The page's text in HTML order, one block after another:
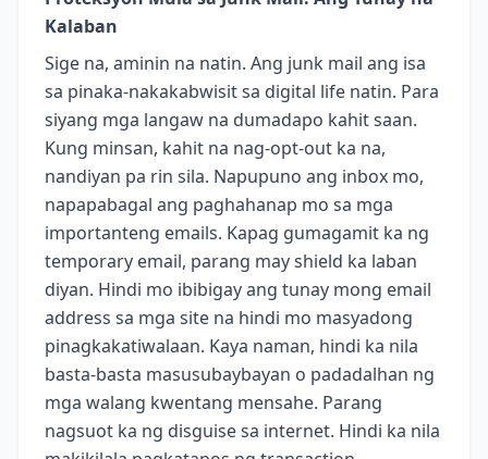
Kalaban
Sige na, aminin na natin. Ang junk mail ang isa
sa pinaka-nakakabwisit sa digital life natin. Para
siyang mga langaw na dumadapo kahit saan.
Kung minsan, kahit na nag-opt-out ka na,
nandiyan pa rin sila. Napupuno ang inbox mo,
napapabagal ang paghahanap mo sa mga
importanteng emails. Kapag gumagamit ka ng
temporary email, parang may shield ka laban
diyan. Hindi mo ibibigay ang tunay mong email
address sa mga site na hindi mo masyadong
pinagkakatiwalaan. Kaya naman, hindi ka nila
basta-basta masusubaybayan o padadalhan ng
mga walang kwentang mensahe. Parang
nagsuot ka ng disguise sa internet. Hindi ka nila